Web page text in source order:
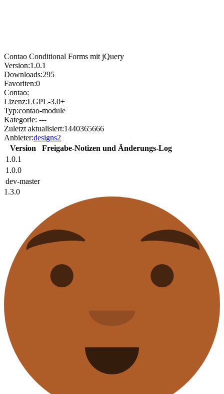
Contao Conditional Forms mit jQuery
Version:1.0.1
Downloads:295
Favoriten:0
Contao:
Lizenz:LGPL-3.0+
Typ:contao-module
Kategorie: ---
Zuletzt aktualisiert:1440365666
Anbieter:designs2
Version
Freigabe-Notizen und Änderungs-Log
1.0.1
1.0.0
dev-master
1.3.0